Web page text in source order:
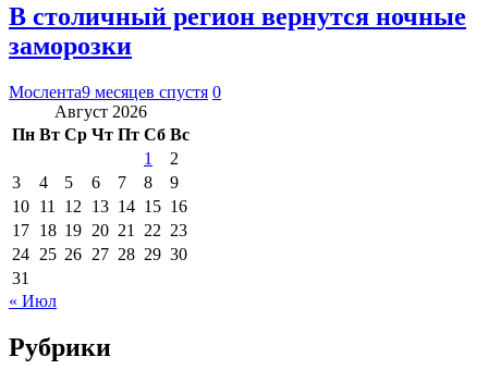
В столичный регион вернутся ночные
заморозки
Мослента9 месяцев спустя 0
Август 2026
Пн Вт Ср Чт Пт Сб Вс
1
2
3
4 5 6 7 8
9
10 11 12 13 14 15 16
17 18 19 20 21 22 23
24 25 26 27 28 29 30
31
« Июл
Рубрики